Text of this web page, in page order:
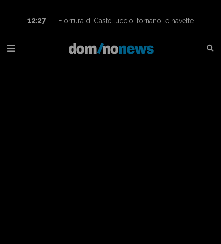
12:27
- Fioritura di Castelluccio, tornano le navette